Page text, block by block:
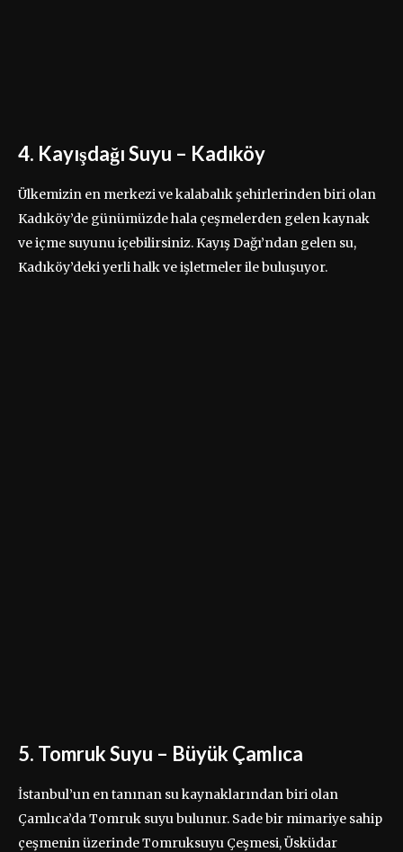
4. Kayışdağı Suyu – Kadıköy
Ülkemizin en merkezi ve kalabalık şehirlerinden biri olan
Kadıköy’de günümüzde hala çeşmelerden gelen kaynak
ve içme suyunu içebilirsiniz. Kayış Dağı’ndan gelen su,
Kadıköy’deki yerli halk ve işletmeler ile buluşuyor.
5. Tomruk Suyu – Büyük Çamlıca
İstanbul’un en tanınan su kaynaklarından biri olan
Çamlıca’da Tomruk suyu bulunur. Sade bir mimariye sahip
çeşmenin üzerinde Tomruksuyu Çeşmesi, Üsküdar